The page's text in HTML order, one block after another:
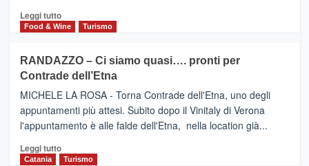
nella
classifica
HOTEL
FOUR
IL
NUOVO
SUMMER
CLUB
Leggi tuttoLeggi
di
VIAGRANDE
(Ct)
–
Benanti
presenta
“Vino
&
Cultura
Food & Wine Turismo
RANDAZZO – Ci siamo quasi…. pronti per
Contrade dell’Etna
MICHELE LA ROSA - Torna Contrade dell'Etna, uno degli
appuntamenti più attesi. Subito dopo il Vinitaly di Verona
l'appuntamento è alle falde dell'Etna, nella location già...
Leggi tuttoLeggi
di
Catania Turismo